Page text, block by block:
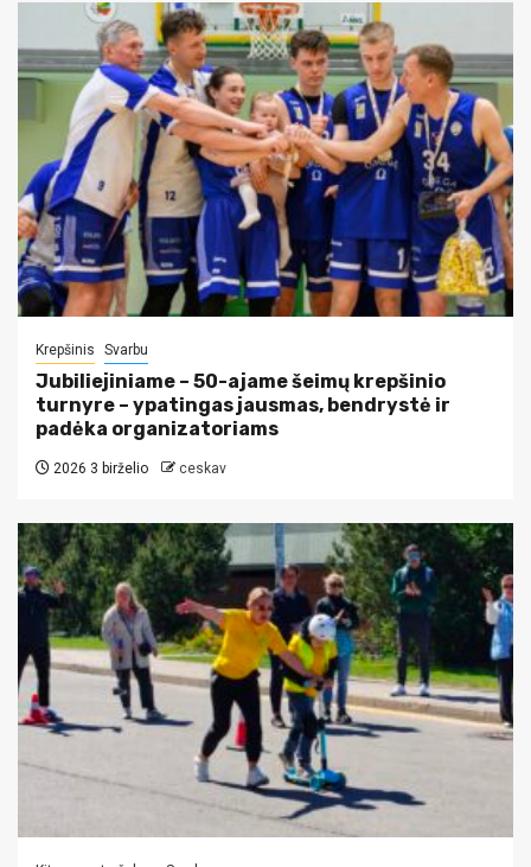
Krepšinis Svarbu
Jubiliejiniame – 50-ajame šeimų krepšinio
turnyre – ypatingas jausmas, bendrystė ir
padėka organizatoriams
2026 3 birželio ceskav